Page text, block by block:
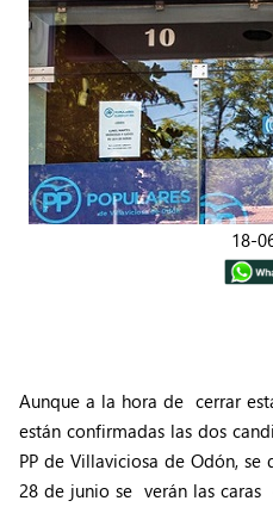
18-
Aunque a la hora de cerrar
están confirmadas las dos
PP de Villaviciosa de Odón,
28 de junio se verán las caras